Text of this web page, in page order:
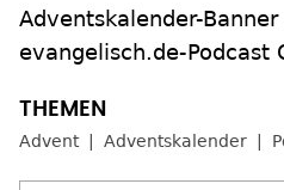
Adventskalender-
evangelisch.de-Podcast
Advent Adventskalender